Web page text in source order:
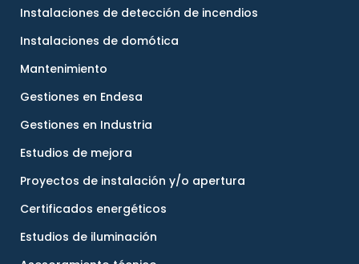
Instalaciones de detección de incendios
Instalaciones de domótica
Mantenimiento
Gestiones en Endesa
Gestiones en Industria
Estudios de mejora
Proyectos de instalación y/o apertura
Certificados energéticos
Estudios de iluminación